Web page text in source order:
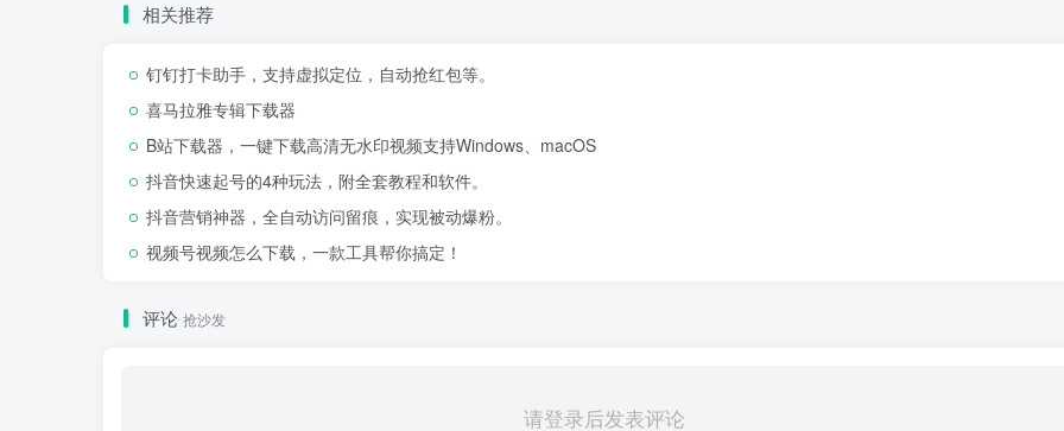
相关推荐
钉钉打卡助手，支持虚拟定位，自动抢红包等。
喜马拉雅专辑下载器
B站下载器，一键下载高清无水印视频支持Windows、macOS
抖音快速起号的4种玩法，附全套教程和软件。
抖音营销神器，全自动访问留痕，实现被动爆粉。
视频号视频怎么下载，一款工具帮你搞定！
评论 抢沙发
请登录后发表评论